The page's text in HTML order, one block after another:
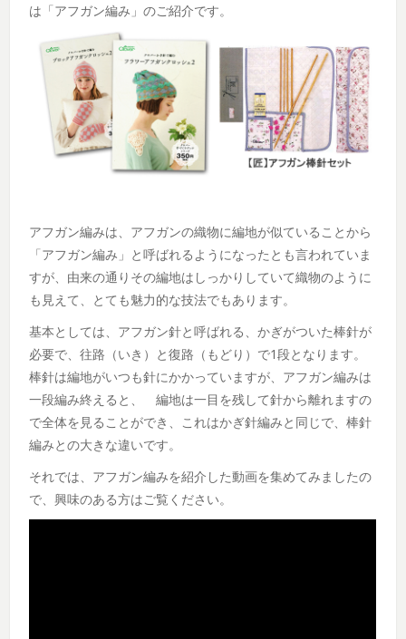
は「アフガン編み」のご紹介です。
アフガン編みは、アフガンの織物に編地が似ていることから
「アフガン編み」と呼ばれるようになったとも言われていま
すが、由来の通りその編地はしっかりしていて織物のように
も見えて、とても魅力的な技法でもあります。
基本としては、アフガン針と呼ばれる、かぎがついた棒針が
必要で、往路（いき）と復路（もどり）で1段となります。
棒針は編地がいつも針にかかっていますが、アフガン編みは
一段編み終えると、 編地は一目を残して針から離れますの
で全体を見ることができ、これはかぎ針編みと同じで、棒針
編みとの大きな違いです。
それでは、アフガン編みを紹介した動画を集めてみましたの
で、興味のある方はご覧ください。